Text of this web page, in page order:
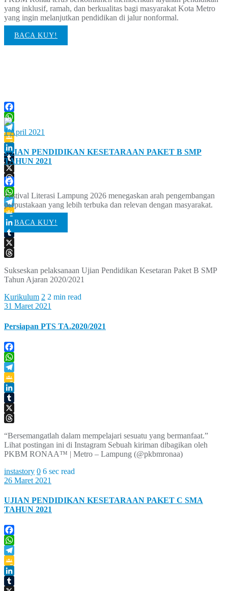
yang inklusif, ramah, dan berkualitas bagi masyarakat Kota Metro
yang ingin melanjutkan pendidikan di jalur nonformal.
BACA KUY!
Facebook
WhatsApp
Telegram
Google
Classroom
LinkedIn
Tumblr
X
Threads
Festival Literasi Lampung 2026 menegaskan arah pengembangan
perpustakaan yang lebih terbuka dan relevan dengan masyarakat.
BACA KUY!
1 April 2021
UJIAN PENDIDIKAN KESETARAAN PAKET B SMP
TAHUN 2021
Facebook
WhatsApp
Telegram
Google
Classroom
LinkedIn
Tumblr
X
Sukseskan pelaksanaan Ujian Pendidikan Kesetaran Paket B SMP
Tahun Ajaran 2020/2021
Kurikulum 2 2 min read
31 Maret 2021
Persiapan PTS TA.2020/2021
Facebook
WhatsApp
Telegram
Google
Classroom
LinkedIn
Tumblr
X
“Bersemangatlah dalam mempelajari sesuatu yang bermanfaat.”
Lihat postingan ini di Instagram Sebuah kiriman dibagikan oleh
PKBM RONAA™ | Metro – Lampung (@pkbmronaa)
instastory 0 6 sec read
26 Maret 2021
UJIAN PENDIDIKAN KESETARAAN PAKET C SMA
TAHUN 2021
Facebook
WhatsApp
Telegram
Google
Classroom
LinkedIn